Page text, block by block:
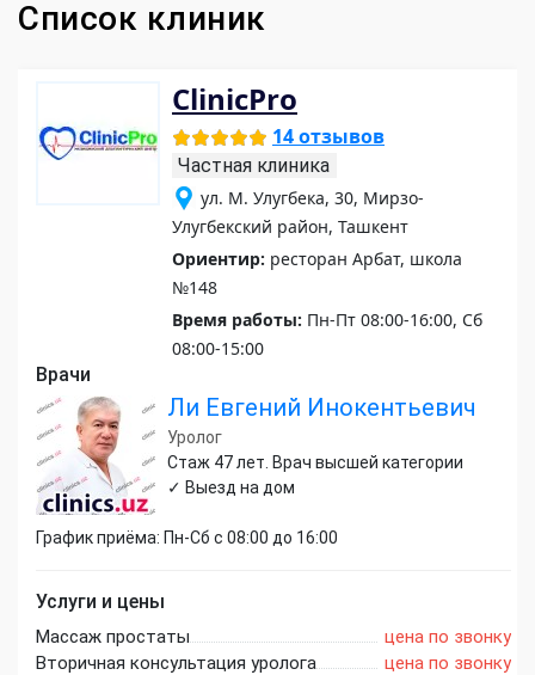
Список клиник
ClinicPro
14 отзывов
Частная клиника
ул. М. Улугбека, 30, Мирзо-
Улугбекский район, Ташкент
Ориентир: ресторан Арбат, школа
№148
Время работы: Пн-Пт 08:00-16:00, Сб
08:00-15:00
Врачи
Ли Евгений Инокентьевич
Уролог
Стаж 47 лет. Врач высшей категории
✓ Выезд на дом
График приёма: Пн-Сб с 08:00 до 16:00
Услуги и цены
Массаж простаты
цена по звонку
Вторичная консультация уролога
цена по звонку